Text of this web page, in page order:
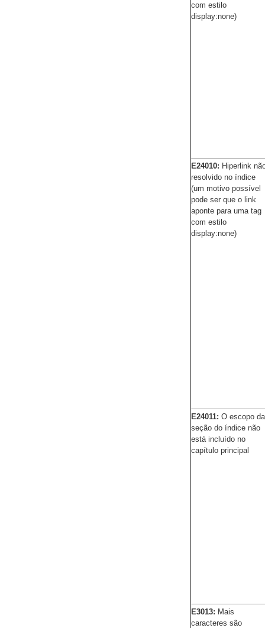
com estilo
display:none)
E24010: Hiperlink
resolvido no índice
(um motivo possível
pode ser que o link
aponte para uma tag
com estilo
display:none)
E24011: O escopo da
seção do índice não
está incluído no
capítulo principal
E3013: Mais
caracteres são